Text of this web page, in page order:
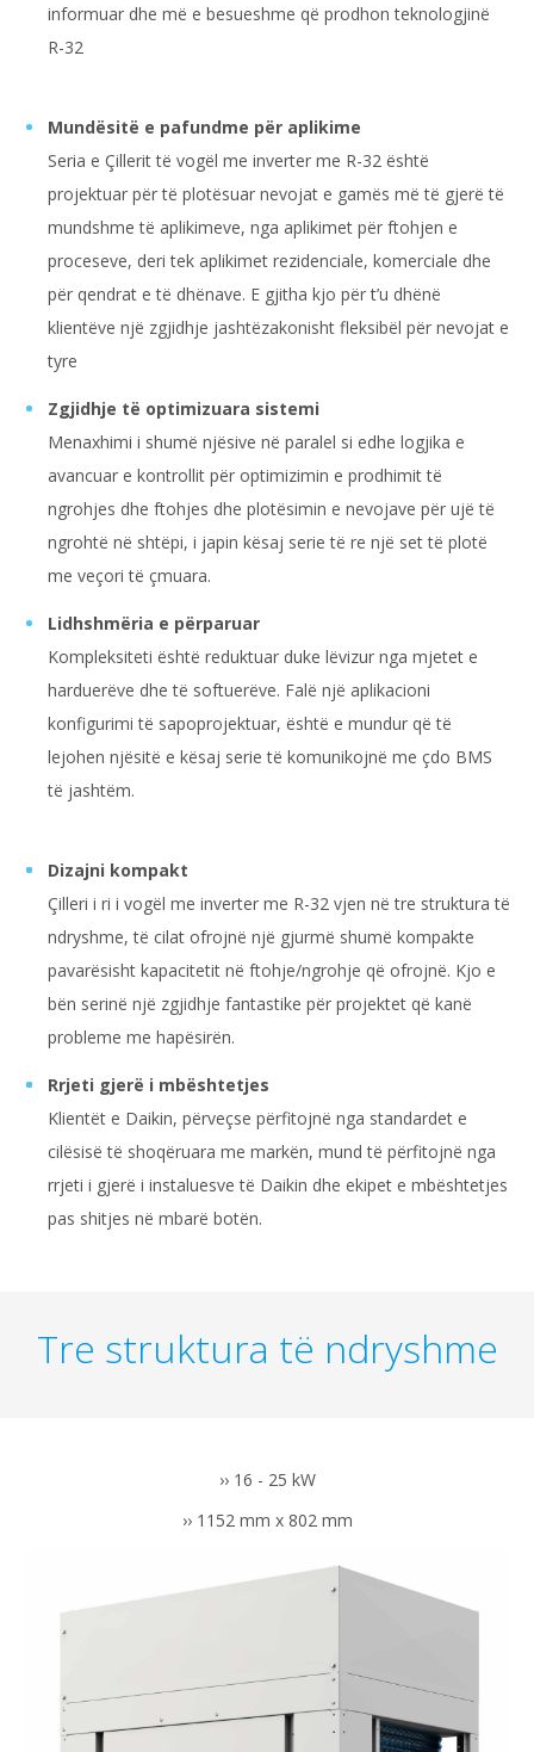
informuar dhe më e besueshme që prodhon teknologjinë
R-32
Mundësitë e pafundme për aplikime
Seria e Çillerit të vogël me inverter me R-32 është
projektuar për të plotësuar nevojat e gamës më të gjerë të
mundshme të aplikimeve, nga aplikimet për ftohjen e
proceseve, deri tek aplikimet rezidenciale, komerciale dhe
për qendrat e të dhënave. E gjitha kjo për t’u dhënë
klientëve një zgjidhje jashtëzakonisht fleksibël për nevojat e
tyre
Zgjidhje të optimizuara sistemi
Menaxhimi i shumë njësive në paralel si edhe logjika e
avancuar e kontrollit për optimizimin e prodhimit të
ngrohjes dhe ftohjes dhe plotësimin e nevojave për ujë të
ngrohtë në shtëpi, i japin kësaj serie të re një set të plotë
me veçori të çmuara.
Lidhshmëria e përparuar
Kompleksiteti është reduktuar duke lëvizur nga mjetet e
harduerëve dhe të softuerëve. Falë një aplikacioni
konfigurimi të sapoprojektuar, është e mundur që të
lejohen njësitë e kësaj serie të komunikojnë me çdo BMS
të jashtëm.
Dizajni kompakt
Çilleri i ri i vogël me inverter me R-32 vjen në tre struktura të
ndryshme, të cilat ofrojnë një gjurmë shumë kompakte
pavarësisht kapacitetit në ftohje/ngrohje që ofrojnë. Kjo e
bën serinë një zgjidhje fantastike për projektet që kanë
probleme me hapësirën.
Rrjeti gjerë i mbështetjes
Klientët e Daikin, përveçse përfitojnë nga standardet e
cilësisë të shoqëruara me markën, mund të përfitojnë nga
rrjeti i gjerë i instaluesve të Daikin dhe ekipet e mbështetjes
pas shitjes në mbarë botën.
Tre struktura të ndryshme
›› 16 - 25 kW
›› 1152 mm x 802 mm